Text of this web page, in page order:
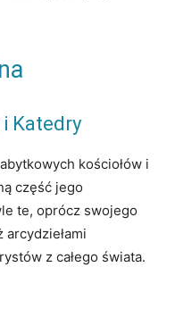
i Katedry
kościołów i
część jego
te, oprócz swojego
z całego świata.